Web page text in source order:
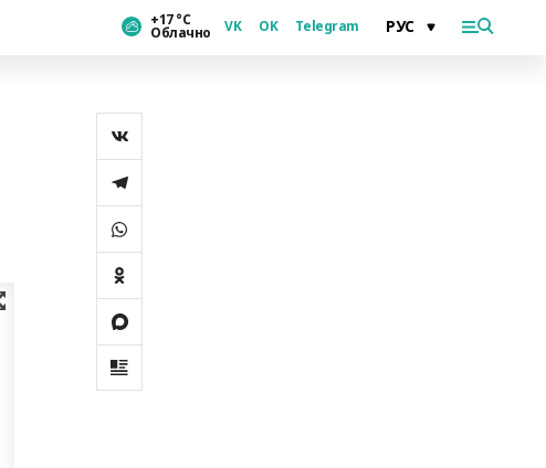
+17 °С
Облачно VK OK Telegram